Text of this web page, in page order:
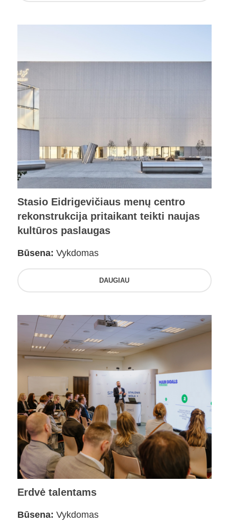
Stasio Eidrigevičiaus menų centro
rekonstrukcija pritaikant teikti naujas
kultūros paslaugas
Būsena: Vykdomas
DAUGIAU
Erdvė talentams
Būsena: Vykdomas